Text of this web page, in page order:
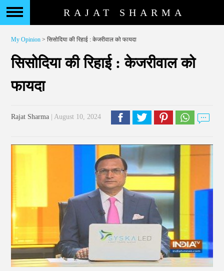
RAJAT SHARMA
My Opinion > सिसोदिया की रिहाई : केजरीवाल को फायदा
सिसोदिया की रिहाई : केजरीवाल को
फायदा
Rajat Sharma | August 10, 2024